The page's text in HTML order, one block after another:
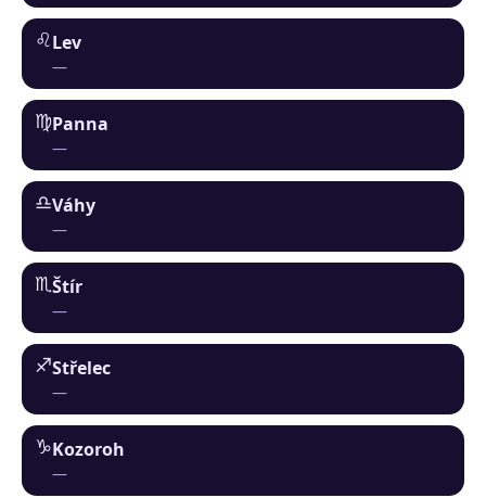
♌︎Lev
—
♍︎Panna
—
♎︎Váhy
—
♏︎Štír
—
♐︎Střelec
—
♑︎Kozoroh
—